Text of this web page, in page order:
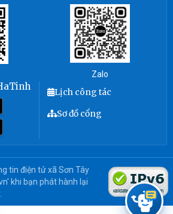
Zalo
Lịch công tác
Sơ đồ cổng
tin điện tử xã Sơn Tây
khi bạn phát hành lại